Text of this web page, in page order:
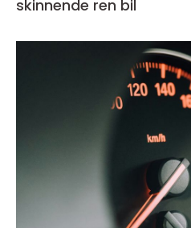
skinnende ren bil